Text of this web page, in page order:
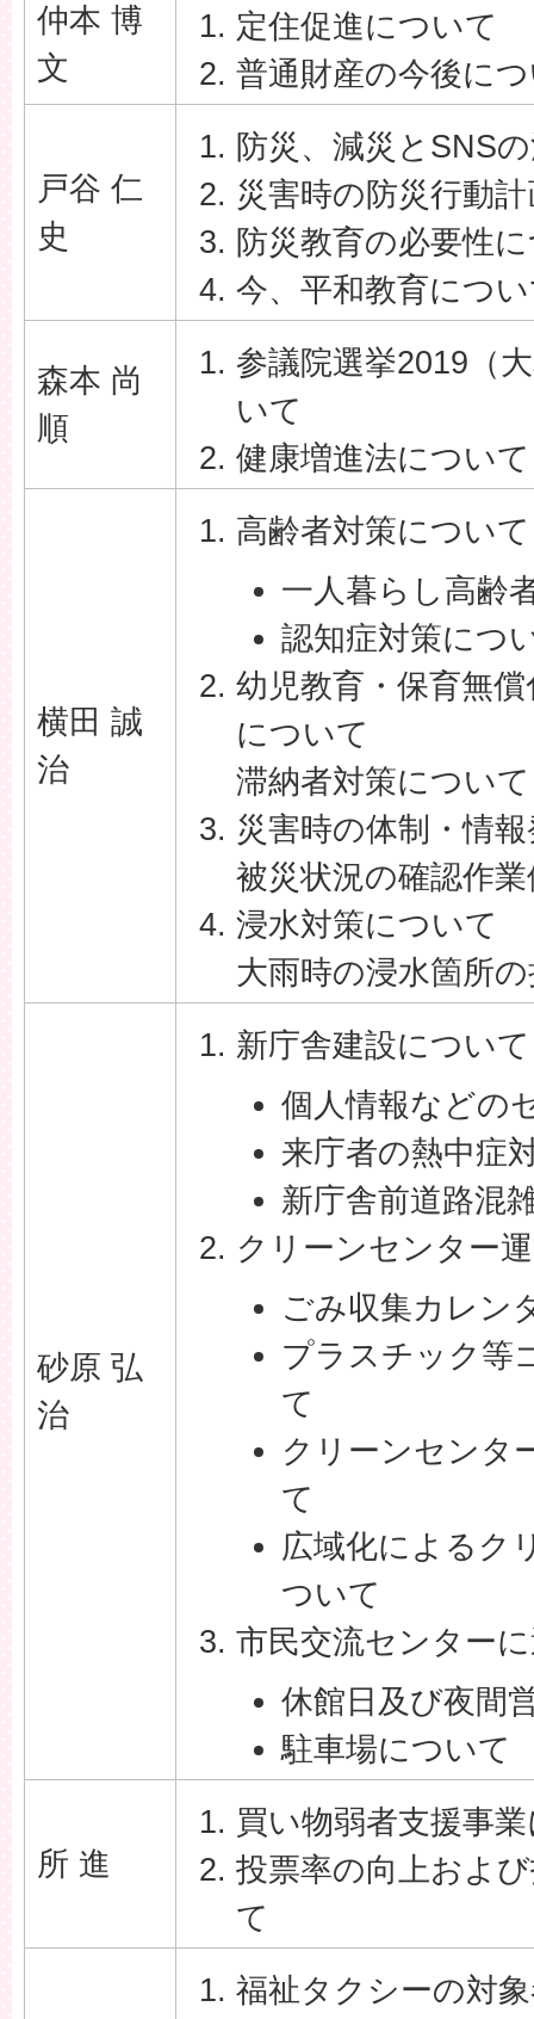
仲本 博
文
定住促進について
普通財産の今後に
戸谷 仁
史
防災、減災とSNS
災害時の防災行動
防災教育の必要性
今、平和教育につ
森本 尚
順
参議院選挙2019（
いて
健康増進法について
横田 誠
治
高齢者対策について
一人暮らし高齢
認知症対策につ
幼児教育・保育無
について
滞納者対策について
災害時の体制・情
被災状況の確認作
浸水対策について
大雨時の浸水箇所
砂原 弘
治
新庁舎建設について
個人情報などの
来庁者の熱中症
新庁舎前道路混
クリーンセンター
ごみ収集カレン
プラスチック等
て
クリーンセンタ
て
広域化によるク
ついて
市民交流センター
休館日及び夜間
駐車場について
所 進
買い物弱者支援事
投票率の向上およ
て
福祉タクシーの対